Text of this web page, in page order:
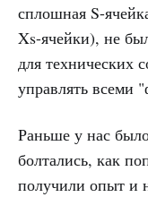
сплошная S-
Xs-ячейки), не
для технических
управлять всеми
Раньше у нас
болтались, как
получили опыт и